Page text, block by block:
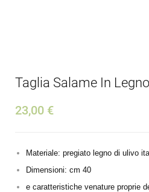
Taglia Salame In
23,00 €
Materiale: pregiato legno di ulivo
Dimensioni: cm 40
e caratteristiche venature proprie